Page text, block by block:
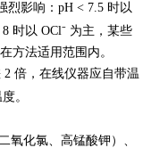
烈影响：pH < 7.5 时以
时以 OCl⁻ 为主，某些
方法适用范围内。
倍，在线仪器应自带温
。
氧化氯、高锰酸钾）、